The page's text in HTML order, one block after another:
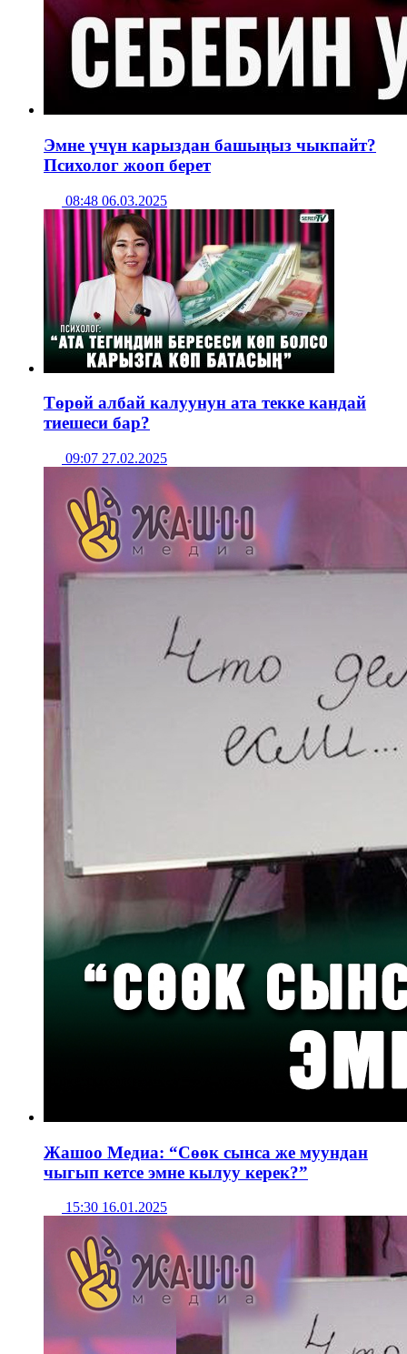
Эмне үчүн карыздан башыңыз чыкпайт?
Психолог жооп берет
08:48 06.03.2025
Төрөй албай калуунун ата текке кандай
тиешеси бар?
09:07 27.02.2025
Жашоо Медиа: “Сөөк сынса же муундан
чыгып кетсе эмне кылуу керек?”
15:30 16.01.2025